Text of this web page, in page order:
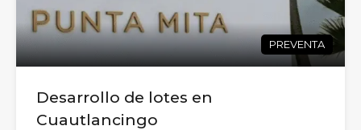
PREVENTA
Desarrollo de lotes en
Cuautlancingo